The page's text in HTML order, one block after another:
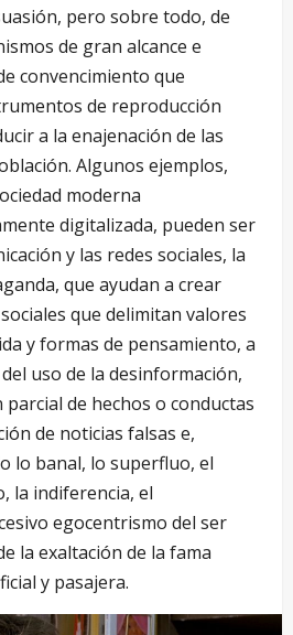
pero sobre todo, de
de gran alcance e
convencimiento que
de reproducción
a la enajenación de las
Algunos ejemplos,
moderna
digitalizada, pueden ser
y las redes sociales, la
que ayudan a crear
que delimitan valores
y formas de pensamiento, a
uso de la desinformación,
de hechos o conductas
de noticias falsas e,
lo banal, lo superfluo, el
la indiferencia, el
egocentrismo del ser
la exaltación de la fama
y pasajera.